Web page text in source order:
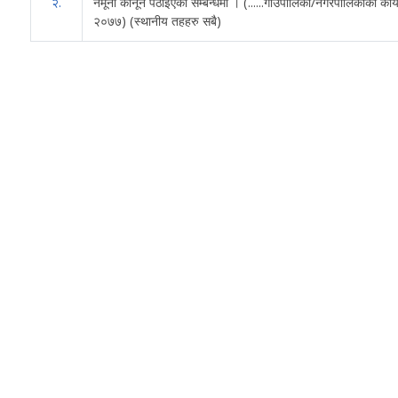
२०७७) (स्थानीय तहहरु सबै)